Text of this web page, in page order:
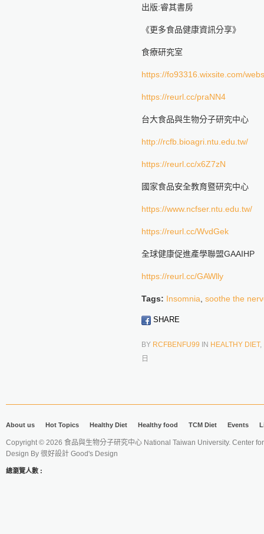
出版:睿其書房
《更多食品健康資訊分享》
食療研究室
https://fo93316.wixsite.com/
https://reurl.cc/praNN4
台大食品與生物分子研究中心
http://rcfb.bioagri.ntu.edu.tw/
https://reurl.cc/x6Z7zN
國家食品安全教育暨研究中心
https://www.ncfser.ntu.edu.tw/
https://reurl.cc/WvdGek
全球健康促進產學聯盟GAAIHP
https://reurl.cc/GAWlly
Tags: Insomnia soothe the
SHARE
BY RCFBENFU99 IN HEALTHY DIET,
日
About us Hot Topics Healthy Diet Healthy food TCM Diet Events
Copyright © 2026 食品與生物分子研究中心 National Taiwan University. Center
Design By 很好設計 Good's Design
總瀏覽人數 :